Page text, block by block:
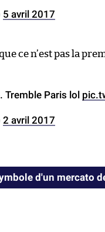
5 avril 2017
ce n’est pas la
Tremble Paris lol
2 avril 2017
d'un mercato